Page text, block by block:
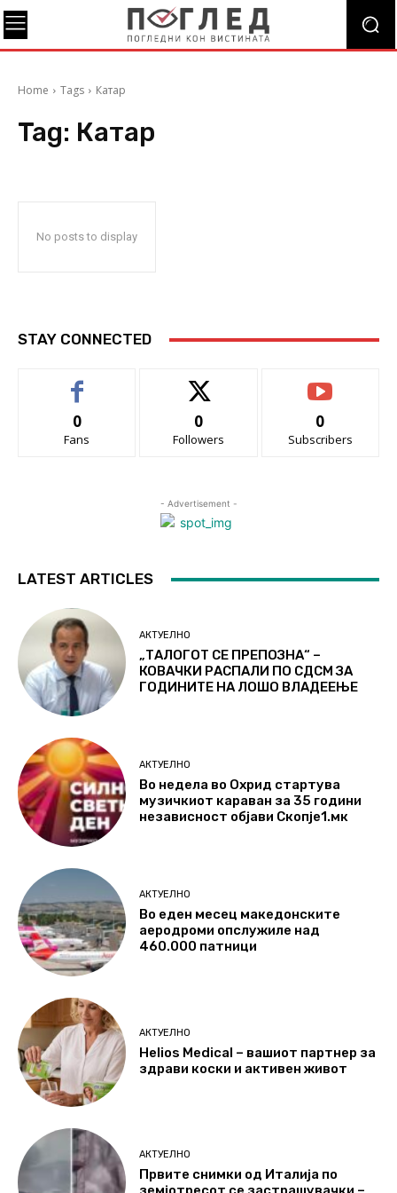
Home Tags Катар
Tag: Катар
No posts to display
STAY CONNECTED
0
Fans
0
Followers
0
Subscribers
- Advertisement -
LATEST ARTICLES
АКТУЕЛНО
„ТАЛОГОТ СЕ ПРЕПОЗНА“ –
КОВАЧКИ РАСПАЛИ ПО СДСМ ЗА
ГОДИНИТЕ НА ЛОШО ВЛАДЕЕЊЕ
АКТУЕЛНО
Во недела во Охрид стартува
музичкиот караван за 35 години
независност објави Скопје1.мк
АКТУЕЛНО
Во еден месец македонските
аеродроми опслужиле над
460.000 патници
АКТУЕЛНО
Helios Medical – вашиот партнер за
здрави коски и активен живот
АКТУЕЛНО
Првите снимки од Италија по